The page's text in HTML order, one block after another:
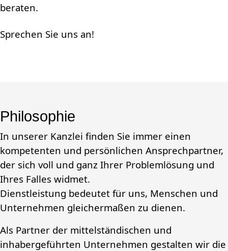
beraten.
Sprechen Sie uns an!
Philosophie
In unserer Kanzlei finden Sie immer einen
kompetenten und persönlichen Ansprechpartner,
der sich voll und ganz Ihrer Problemlösung und
Ihres Falles widmet.
Dienstleistung bedeutet für uns, Menschen und
Unternehmen gleichermaßen zu dienen.
Als Partner der mittelständischen und
inhabergeführten Unternehmen gestalten wir die